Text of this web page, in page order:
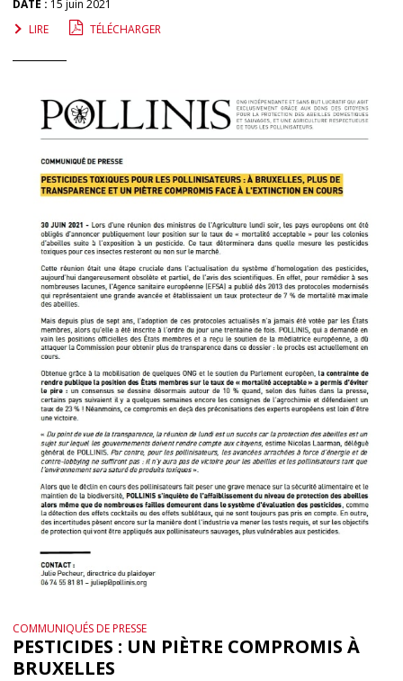
DATE : 15 juin 2021
LIRE
TÉLÉCHARGER
COMMUNIQUÉS DE PRESSE
PESTICIDES : UN PIÈTRE COMPROMIS À
BRUXELLES